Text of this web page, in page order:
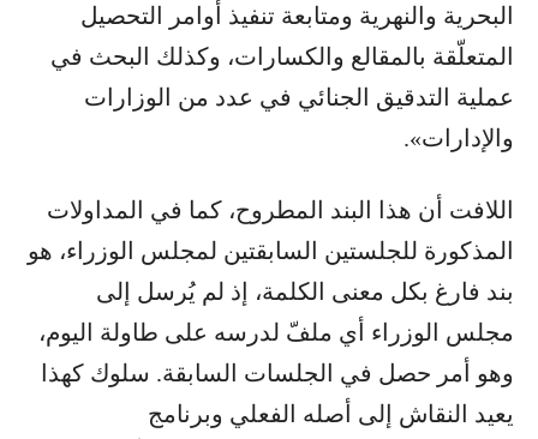
البحرية والنهرية ومتابعة تنفيذ أوامر التحصيل
المتعلّقة بالمقالع والكسارات، وكذلك البحث في
عملية التدقيق الجنائي في عدد من الوزارات
والإدارات».
اللافت أن هذا البند المطروح، كما في المداولات
المذكورة للجلستين السابقتين لمجلس الوزراء، هو
بند فارغ بكل معنى الكلمة، إذ لم يُرسل إلى
مجلس الوزراء أي ملفّ لدرسه على طاولة اليوم،
وهو أمر حصل في الجلسات السابقة. سلوك كهذا
يعيد النقاش إلى أصله الفعلي وبرنامج